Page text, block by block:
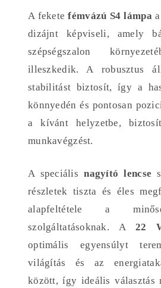
A feketefémvázú S4 lámpaa
dizájnt képviseli, amely
szépségszalon
illeszkedik. A robusztus
stabilitást biztosít, így a
könnyedén és pontosan
a kívánt helyzetbe,
munkavégzést.
A speciálisnagyító lencse
részletek tiszta és éles
alapfeltétele a
szolgáltatásoknak. A 22
optimális egyensúlyt
világítás és az
között, így ideális választás